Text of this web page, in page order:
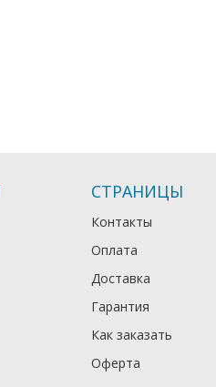
СТРАНИЦЫ
Контакты
Оплата
Доставка
Гарантия
Как заказать
Оферта